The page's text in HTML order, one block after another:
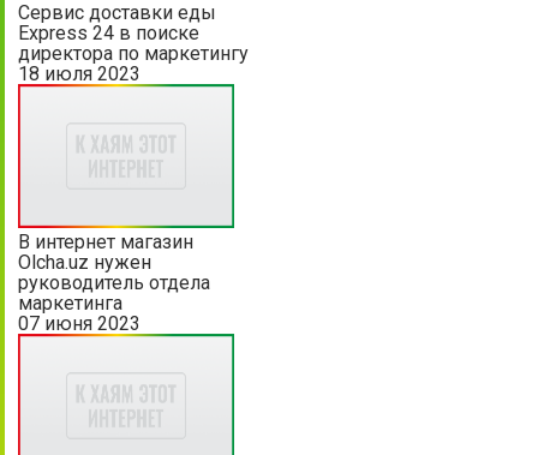
Сервис доставки еды
Express 24 в поиске
директора по маркетингу
18 июля 2023
В интернет магазин
Olcha.uz нужен
руководитель отдела
маркетинга
07 июня 2023